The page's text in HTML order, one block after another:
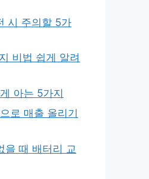
시 주의할 5가
비법 쉽게 알려
아는 5가지
로 매출 올리기
을 때 배터리 교